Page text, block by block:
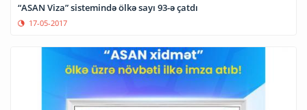
“ASAN Viza” sistemində ölkə sayı 93-ə çatdı
17-05-2017